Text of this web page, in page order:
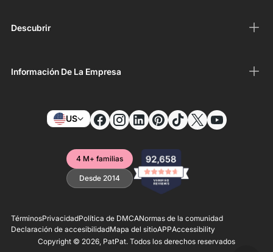
Descubrir
Información De La Empresa
US
4 M+ familias
Desde 2014
TérminosPrivacidadPolítica de DMCANormas de la comunidad
Declaración de accesibilidadMapa del sitioAPPAccessibility
Copyright © 2026, PatPat. Todos los derechos reservados